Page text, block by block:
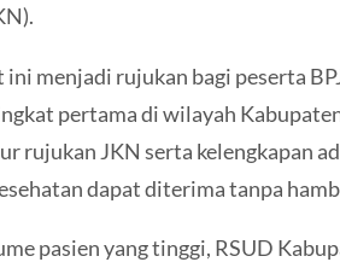
ini menjadi rujukan bagi peserta
pertama di wilayah
rujukan JKN serta kelengkapan
dapat diterima tanpa
pasien yang tinggi, RSUD